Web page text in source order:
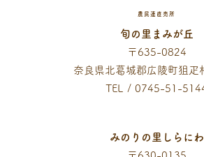
農民連直売所
旬の里まみが丘
〒635-0824
奈良県北葛城郡広陵町狙疋
TEL / 0745-51-
みのりの里しらにわ